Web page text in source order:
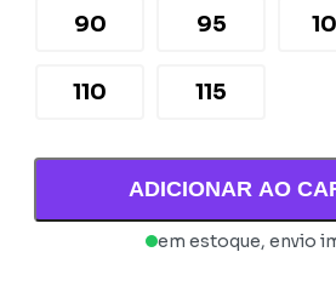
90 95
110 115
ADICIONAR AO
em estoque, envio